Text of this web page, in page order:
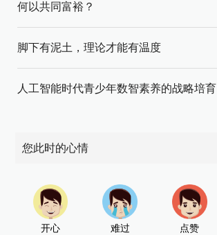
何以共同富裕？
脚下有泥土，理论才能有温度
人工智能时代青少年数智素养的战略培育
您此时的心情
开心 难过 点赞